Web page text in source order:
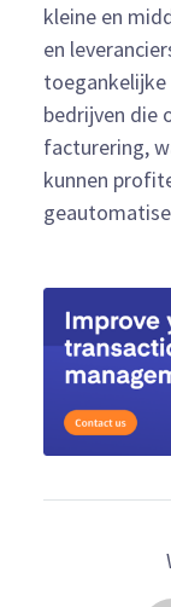
kleine en
en
bedrijven die
facturering,
kunnen